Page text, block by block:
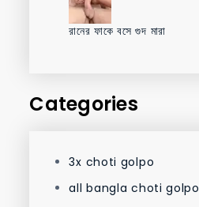
রানের ফাকে বসে গুদ মারা
Categories
3x choti golpo
all bangla choti golpo